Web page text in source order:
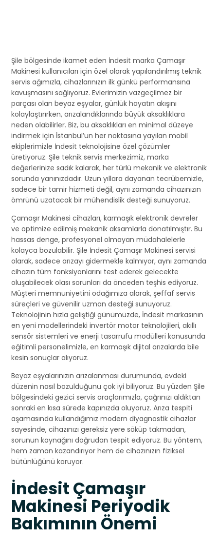
Şile bölgesinde ikamet eden İndesit marka Çamaşır
Makinesi kullanıcıları için özel olarak yapılandırılmış teknik
servis ağımızla, cihazlarınızın ilk günkü performansına
kavuşmasını sağlıyoruz. Evlerimizin vazgeçilmez bir
parçası olan beyaz eşyalar, günlük hayatın akışını
kolaylaştırırken, arızalandıklarında büyük aksaklıklara
neden olabilirler. Biz, bu aksaklıkları en minimal düzeye
indirmek için İstanbul’un her noktasına yayılan mobil
ekiplerimizle İndesit teknolojisine özel çözümler
üretiyoruz. Şile teknik servis merkezimiz, marka
değerlerinize sadık kalarak, her türlü mekanik ve elektronik
sorunda yanınızdadır. Uzun yıllara dayanan tecrübemizle,
sadece bir tamir hizmeti değil, aynı zamanda cihazınızın
ömrünü uzatacak bir mühendislik desteği sunuyoruz.
Çamaşır Makinesi cihazları, karmaşık elektronik devreler
ve optimize edilmiş mekanik aksamlarla donatılmıştır. Bu
hassas denge, profesyonel olmayan müdahalelerle
kolayca bozulabilir. Şile İndesit Çamaşır Makinesi servisi
olarak, sadece arızayı gidermekle kalmıyor, aynı zamanda
cihazın tüm fonksiyonlarını test ederek gelecekte
oluşabilecek olası sorunları da önceden teşhis ediyoruz.
Müşteri memnuniyetini odağımıza alarak, şeffaf servis
süreçleri ve güvenilir uzman desteği sunuyoruz.
Teknolojinin hızla geliştiği günümüzde, İndesit markasının
en yeni modellerindeki invertör motor teknolojileri, akıllı
sensör sistemleri ve enerji tasarrufu modülleri konusunda
eğitimli personelimizle, en karmaşık dijital arızalarda bile
kesin sonuçlar alıyoruz.
Beyaz eşyalarınızın arızalanması durumunda, evdeki
düzenin nasıl bozulduğunu çok iyi biliyoruz. Bu yüzden Şile
bölgesindeki gezici servis araçlarımızla, çağrınızı aldıktan
sonraki en kısa sürede kapınızda oluyoruz. Arıza tespiti
aşamasında kullandığımız modern diyagnostik cihazlar
sayesinde, cihazınızı gereksiz yere söküp takmadan,
sorunun kaynağını doğrudan tespit ediyoruz. Bu yöntem,
hem zaman kazandırıyor hem de cihazınızın fiziksel
bütünlüğünü koruyor.
İndesit Çamaşır
Makinesi Periyodik
Bakımının Önemi